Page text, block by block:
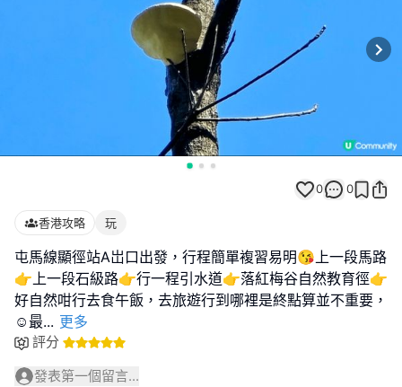
0 0
香港攻略 玩
屯馬線顯徑站A岀口出發，行程簡單複習易明😘上一段馬路
👉上一段石級路👉行一程引水道👉落紅梅谷自然教育徑👉
好自然咁行去食午飯，去旅遊行到哪裡是終點算並不重要，
☺️最... 更多
評分
發表第一個留言...